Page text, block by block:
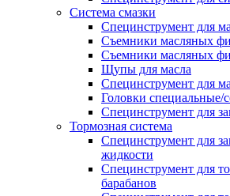
Система смазки
Специнструмент для
Съемники масляных
Съемники масляных
Щупы для масла
Специнструмент для
Головки специальные/
Специнструмент для
Тормозная система
Специнструмент для
жидкости
Специнструмент для
барабанов